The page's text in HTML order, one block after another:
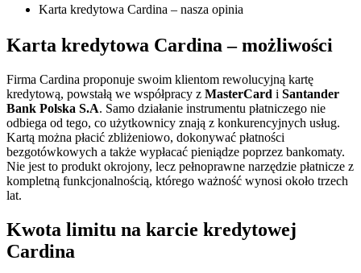
Karta kredytowa Cardina – nasza opinia
Karta kredytowa Cardina – możliwości
Firma Cardina proponuje swoim klientom rewolucyjną kartę
kredytową, powstałą we współpracy z MasterCard i Santander
Bank Polska S.A. Samo działanie instrumentu płatniczego nie
odbiega od tego, co użytkownicy znają z konkurencyjnych usług.
Kartą można płacić zbliżeniowo, dokonywać płatności
bezgotówkowych a także wypłacać pieniądze poprzez bankomaty.
Nie jest to produkt okrojony, lecz pełnoprawne narzędzie płatnicze z
kompletną funkcjonalnością, którego ważność wynosi około trzech
lat.
Kwota limitu na karcie kredytowej
Cardina